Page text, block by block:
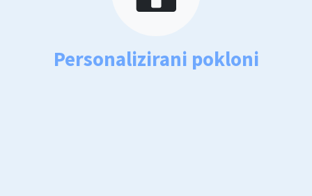
Personalizirani pokloni